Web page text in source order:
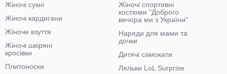
Жіночі сукні
Жіночі кардигани
Жіноче взуття
Жіночі шкіряні
кросівки
Плитоноски
Жіночі спортивні
костюми "Доброго
вечора ми з України"
Наряди для мами та
дочки
Дитячі самокати
Ляльки LoL Surprise